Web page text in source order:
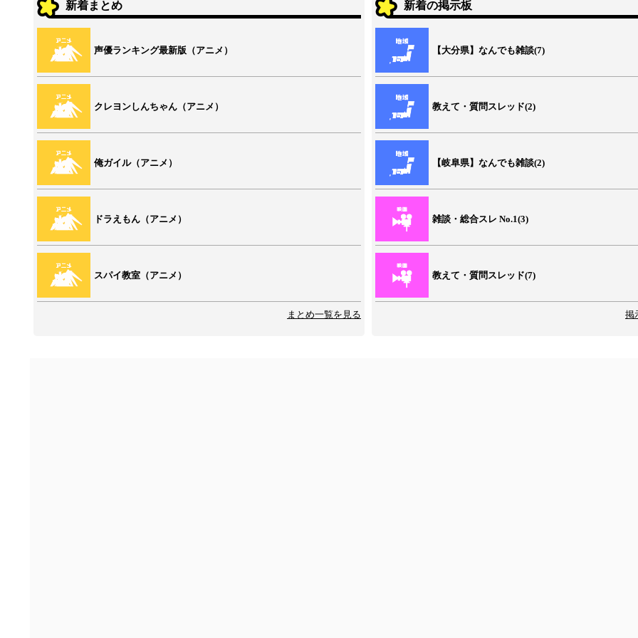
新着まとめ
声優ランキング最新版（アニメ）
クレヨンしんちゃん（アニメ）
俺ガイル（アニメ）
ドラえもん（アニメ）
スパイ教室（アニメ）
まとめ一覧を見る
新着の掲示板
【大分県】なんでも雑談(7)
教えて・質問スレッド(2)
【岐阜県】なんでも雑談(2)
雑談・総合スレ No.1(3)
教えて・質問スレッド(7)
掲